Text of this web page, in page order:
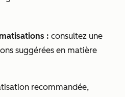
: consultez une
suggérées en matière
recommandée,